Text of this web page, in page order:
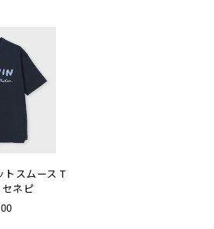
トスムース T
ネピ